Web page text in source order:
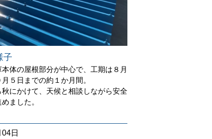
子
本体の屋根部分が中心で、工期は８月
５日までの約１か月間。
にかけて、天候と相談しながら安全
ました。
日